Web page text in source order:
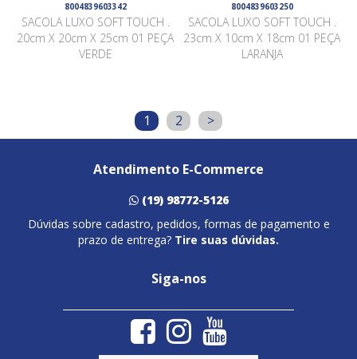
8004839603342
SACOLA LUXO SOFT TOUCH .
20cm X 20cm X 25cm 01 PEÇA
VERDE
8004839603250
SACOLA LUXO SOFT TOUCH .
23cm X 10cm X 18cm 01 PEÇA
LARANJA
1 2 >
Atendimento E-Commerce
(19) 98772-5126
Dúvidas sobre cadastro, pedidos, formas de pagamento e
prazo de entrega? Tire suas dúvidas.
Siga-nos